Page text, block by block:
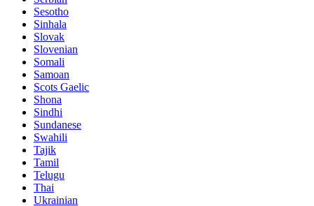
Sesotho
Sinhala
Slovak
Slovenian
Somali
Samoan
Scots Gaelic
Shona
Sindhi
Sundanese
Swahili
Tajik
Tamil
Telugu
Thai
Ukrainian